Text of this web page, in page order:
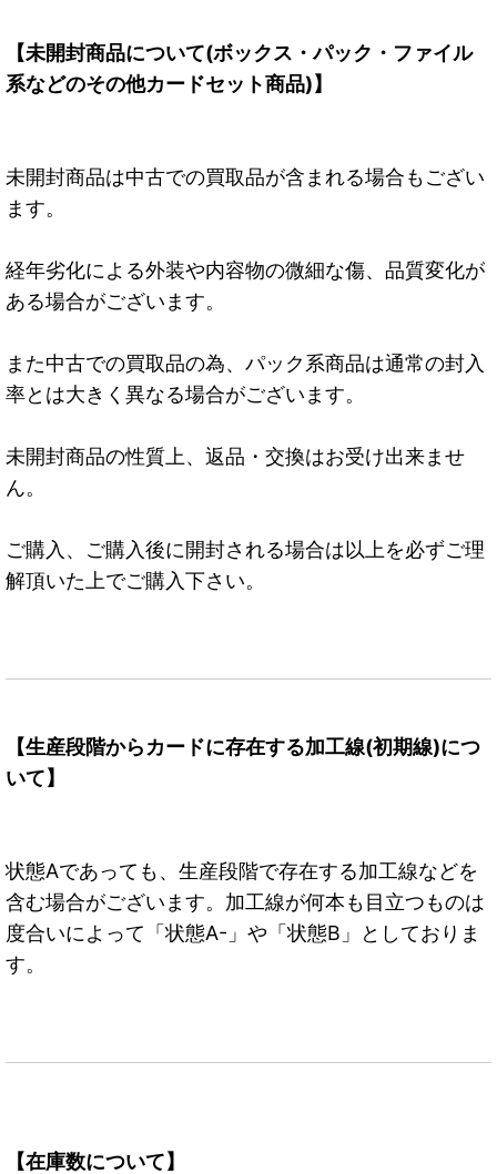
【未開封商品について(ボックス・パック・ファイル
系などのその他カードセット商品)】
未開封商品は中古での買取品が含まれる場合もござい
ます。
経年劣化による外装や内容物の微細な傷、品質変化が
ある場合がございます。
また中古での買取品の為、パック系商品は通常の封入
率とは大きく異なる場合がございます。
未開封商品の性質上、返品・交換はお受け出来ませ
ん。
ご購入、ご購入後に開封される場合は以上を必ずご理
解頂いた上でご購入下さい。
【生産段階からカードに存在する加工線(初期線)につ
いて】
状態Aであっても、生産段階で存在する加工線などを
含む場合がございます。加工線が何本も目立つものは
度合いによって「状態A-」や「状態B」としておりま
す。
【在庫数について】